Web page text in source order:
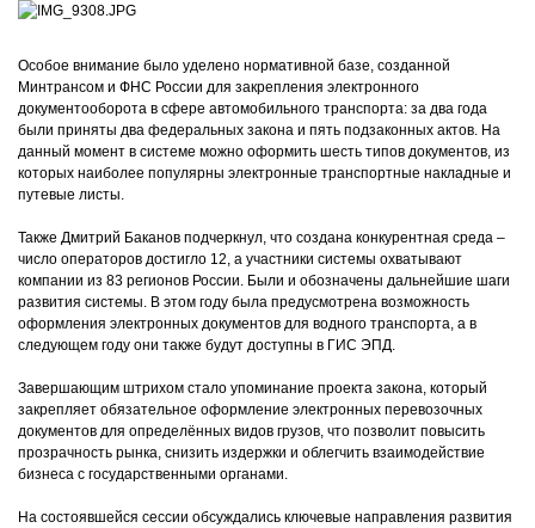
Особое внимание было уделено нормативной базе, созданной
Минтрансом и ФНС России для закрепления электронного
документооборота в сфере автомобильного транспорта: за два года
были приняты два федеральных закона и пять подзаконных актов. На
данный момент в системе можно оформить шесть типов документов, из
которых наиболее популярны электронные транспортные накладные и
путевые листы.
Также Дмитрий Баканов подчеркнул, что создана конкурентная среда –
число операторов достигло 12, а участники системы охватывают
компании из 83 регионов России. Были и обозначены дальнейшие шаги
развития системы. В этом году была предусмотрена возможность
оформления электронных документов для водного транспорта, а в
следующем году они также будут доступны в ГИС ЭПД.
Завершающим штрихом стало упоминание проекта закона, который
закрепляет обязательное оформление электронных перевозочных
документов для определённых видов грузов, что позволит повысить
прозрачность рынка, снизить издержки и облегчить взаимодействие
бизнеса с государственными органами.
На состоявшейся сессии обсуждались ключевые направления развития